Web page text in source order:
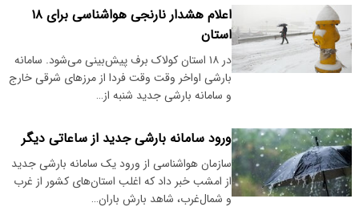
اعلام هشدار نارنجی هواشناسی برای ۱۸
استان
در ۱۸ استان کولاک برف پیش‌بینی می‌شود. سامانه
بارشی اواخر وقت وقت فردا از مرزهای شرقی خارج
و سامانه بارشی جدید شنبه از…
ورود سامانه بارشی جدید از ساعاتی دیگر
سازمان هواشناسی از ورود یک سامانه بارشی جدید
از امشب خبر داد که اغلب استان‌های کشور از غرب
و شمال‌غرب، شاهد بارش باران…